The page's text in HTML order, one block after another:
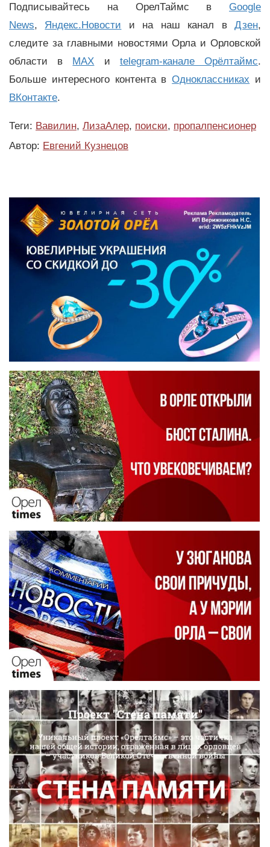
Подписывайтесь на ОрелТаймс в Google
News, Яндекс.Новости и на наш канал вДзен,
следите за главными новостями Орла и Орловской
области в MAX и telegram-канале Орёлтаймс.
Больше интересного контента вОдноклассниках и
ВКонтакте.
Теги: Вавилин, ЛизаАлер, поиски, пропалпенсионер
Автор: Евгений Кузнецов